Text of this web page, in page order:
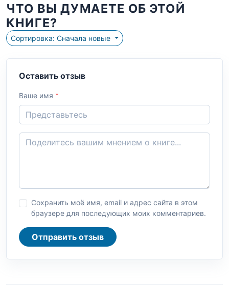
ЧТО ВЫ ДУМАЕТЕ ОБ ЭТОЙ
КНИГЕ?
Сортировка: Сначала новые
Оставить отзыв
Ваше имя *
Сохранить моё имя, email и адрес сайта в этом
браузере для последующих моих комментариев.
Отправить отзыв